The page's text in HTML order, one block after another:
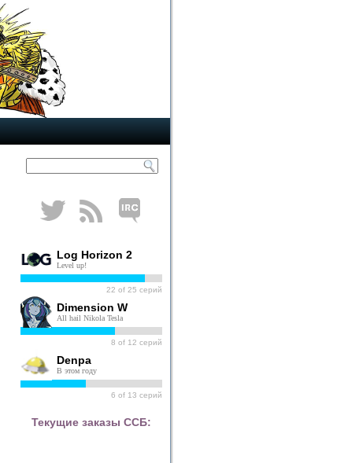
Log Horizon 2
Level up!
22 of 25 серий
Dimension W
All hail Nikola Tesla
8 of 12 серий
Denpa
В этом году
6 of 13 серий
Текущие заказы ССБ: